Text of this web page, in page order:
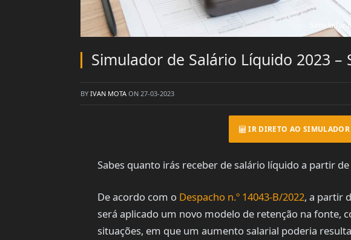
Simulador
Simulador de Salário Líquido 2023 –
BY IVAN MOTA ON 27-03-2023
IR DIRETO AO SIMULADOR
Sabes quanto irás receber de salário líquido a partir de
De acordo com o Despacho n.º 14043-B/2022, a partir
será aplicado um novo modelo de retenção na fonte,
situações, em que um aumento salarial poderia